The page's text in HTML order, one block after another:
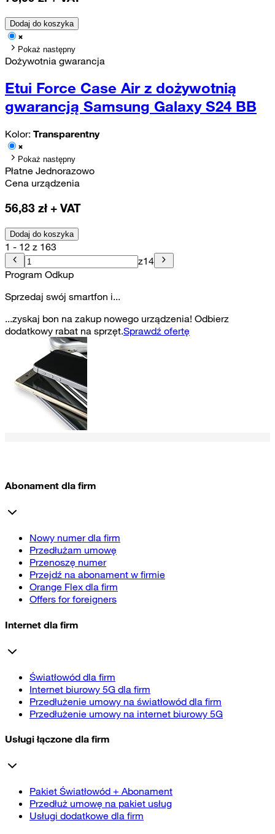
Dodaj do koszyka
Pokaż następny
Dożywotnia gwarancja
Etui Force Case Air z dożywotnią
gwarancją Samsung Galaxy S24 BB
Kolor: Transparentny
Pokaż następny
Płatne Jednorazowo
Cena urządzenia
56,83 zł + VAT
Dodaj do koszyka
1 - 12 z 163
z14
Program Odkup
Sprzedaj swój smartfon i...
...zyskaj bon na zakup nowego urządzenia! Odbierz
dodatkowy rabat na sprzęt.Sprawdź ofertę
Abonament dla firm
Nowy numer dla firm
Przedłużam umowę
Przenoszę numer
Przejdź na abonament w firmie
Orange Flex dla firm
Offers for foreigners
Internet dla firm
Światłowód dla firm
Internet biurowy 5G dla firm
Przedłużenie umowy na światłowód dla firm
Przedłużenie umowy na internet biurowy 5G
Usługi łączone dla firm
Pakiet Światłowód + Abonament
Przedłuż umowę na pakiet usług
Usługi dodatkowe dla firm